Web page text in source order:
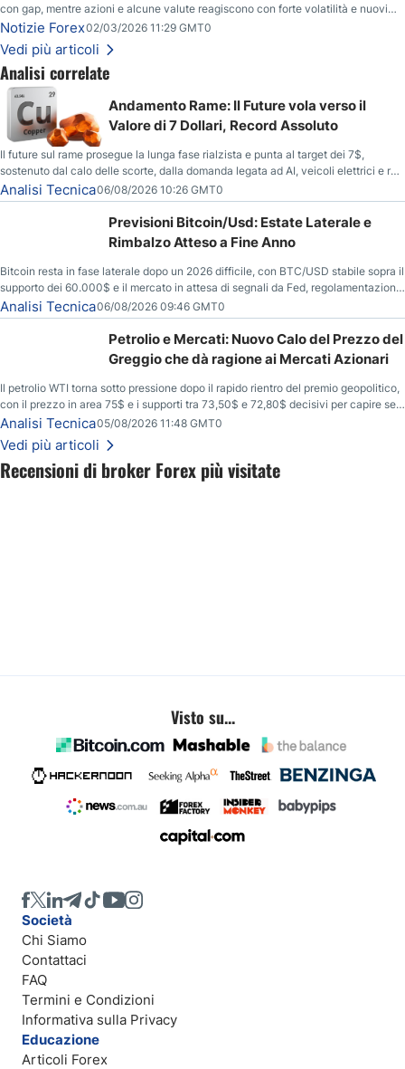
Recensioni di broker Forex più visitate
con gap, mentre azioni e alcune valute reagiscono con forte volatilità e nuovi
livelli da monitorare.
Notizie Forex02/03/2026 11:29 GMT0
Vedi più articoli
Analisi correlate
Andamento Rame: Il Future vola verso il
Valore di 7 Dollari, Record Assoluto
Il future sul rame prosegue la lunga fase rialzista e punta al target dei 7$,
sostenuto dal calo delle scorte, dalla domanda legata ad AI, veicoli elettrici e reti
energetiche, e dai timori di deficit produttivo dal 2028.
Analisi Tecnica06/08/2026 10:26 GMT0
Previsioni Bitcoin/Usd: Estate Laterale e
Rimbalzo Atteso a Fine Anno
Bitcoin resta in fase laterale dopo un 2026 difficile, con BTC/USD stabile sopra il
supporto dei 60.000$ e il mercato in attesa di segnali da Fed, regolamentazione
USA ed elezioni di medio termine.
Analisi Tecnica06/08/2026 09:46 GMT0
Petrolio e Mercati: Nuovo Calo del Prezzo del
Greggio che dà ragione ai Mercati Azionari
Il petrolio WTI torna sotto pressione dopo il rapido rientro del premio geopolitico,
con il prezzo in area 75$ e i supporti tra 73,50$ e 72,80$ decisivi per capire se il
ribasso potrà estendersi verso quota 70$.
Analisi Tecnica05/08/2026 11:48 GMT0
Vedi più articoli
Visto su...
Società
Chi Siamo
Contattaci
FAQ
Termini e Condizioni
Informativa sulla Privacy
Educazione
Articoli Forex